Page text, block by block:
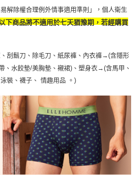
解除權合理例外情事適用準則」，個人衛生
下商品將不適用於七天猶豫期，若經購買
刮鬍刀、除毛刀、紙尿褲、內衣褲→(含隱形
、水餃墊/美胸墊、襯裙)、塑身衣→(含馬甲、
泳裝、襪子、 情趣用品 。)